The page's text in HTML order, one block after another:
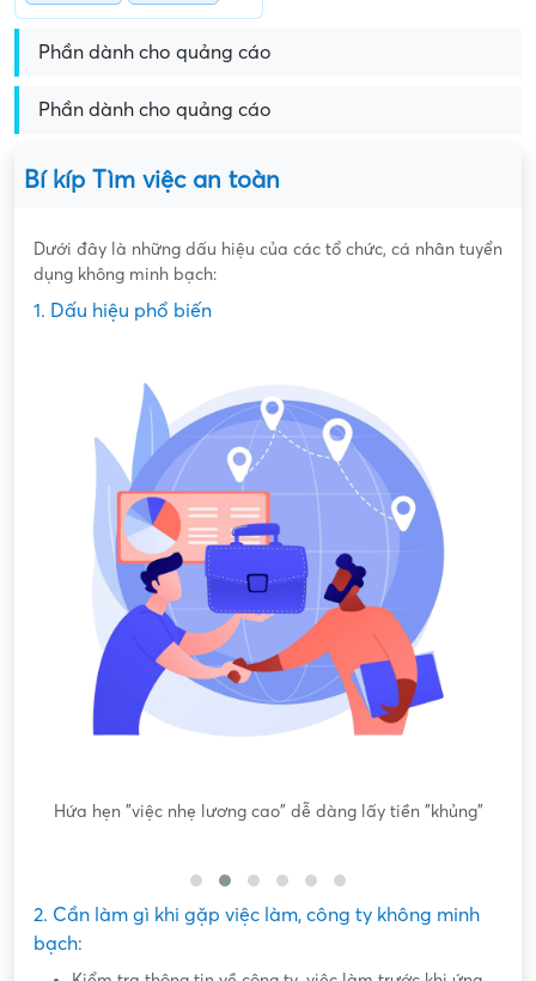
Phần dành cho quảng cáo
Phần dành cho quảng cáo
Bí kíp Tìm việc an toàn
Dưới đây là những dấu hiệu của các tổ chức, cá nhân tuyển
dụng không minh bạch:
1. Dấu hiệu phổ biến
Hứa hẹn "việc nhẹ lương cao" dễ dàng lấy tiền "khủng"
2. Cần làm gì khi gặp việc làm, công ty không minh
bạch: